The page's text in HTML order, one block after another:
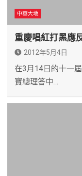
中華大地
重慶唱紅打黑應
2012年5月4日
在3月14日的十一
寶總理答中…